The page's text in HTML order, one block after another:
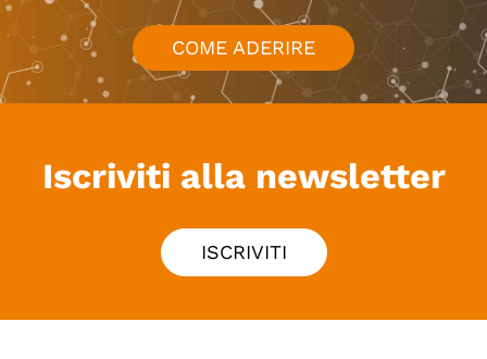
COME ADERIRE
Iscriviti alla newsletter
ISCRIVITI